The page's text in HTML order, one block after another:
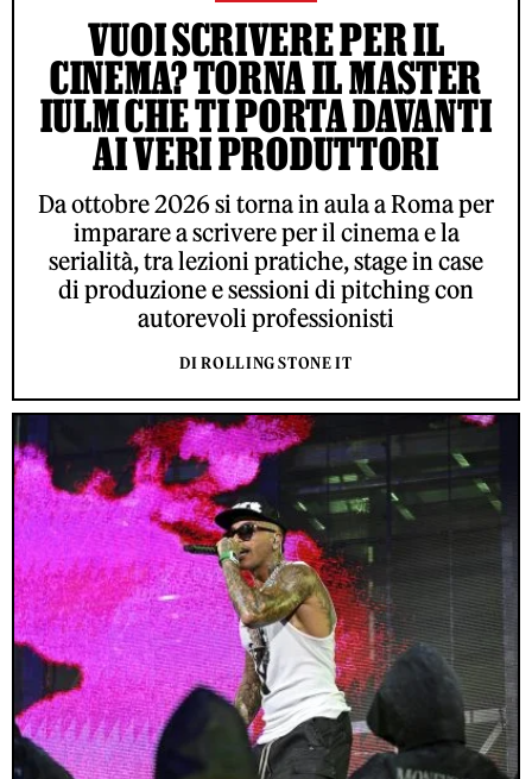
VUOI SCRIVERE PER IL
CINEMA? TORNA IL MASTER
IULM CHE TI PORTA DAVANTI
AI VERI PRODUTTORI
Da ottobre 2026 si torna in aula a Roma per
imparare a scrivere per il cinema e la
serialità, tra lezioni pratiche, stage in case
di produzione e sessioni di pitching con
autorevoli professionisti
DI ROLLING STONE IT